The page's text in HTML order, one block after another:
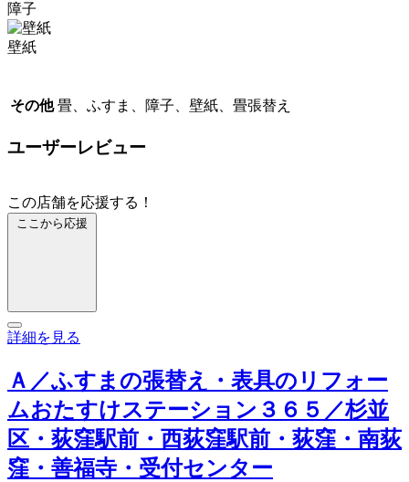
障子
壁紙
その他 畳、ふすま、障子、壁紙、畳張替え
ユーザーレビュー
この店舗を応援する！
ここから応援
詳細を見る
Ａ／ふすまの張替え・表具のリフォー
ムおたすけステーション３６５／杉並
区・荻窪駅前・西荻窪駅前・荻窪・南荻
窪・善福寺・受付センター